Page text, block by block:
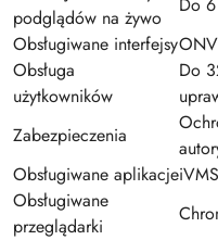
podglądów na żywo
Obsługiwane interfejsy
Obsługa
użytkowników
Do
Zabezpieczenia
Obsługiwane aplikacje
Obsługiwane
przeglądarki